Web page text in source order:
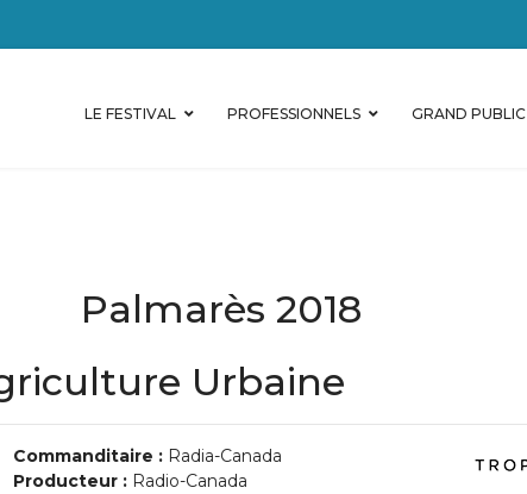
LE FESTIVAL PROFESSIONNELS GRAND PUBLIC
Palmarès 2018
Urbaine
Commanditaire : Radia-Canada
Producteur : Radio-Canada